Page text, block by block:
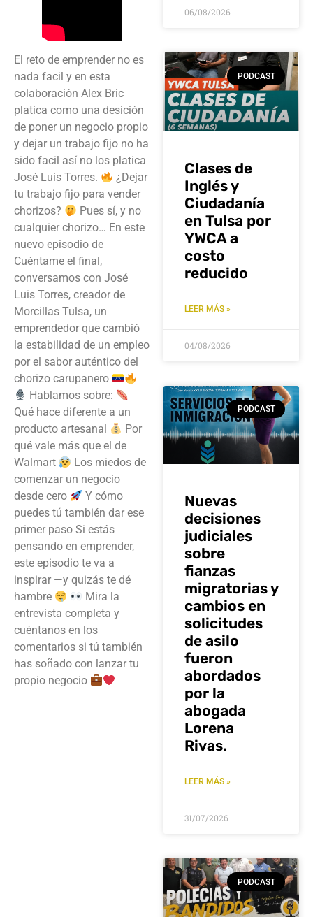
El reto de emprender no es
nada facil y en esta
colaboración Alex Bric
platica como una desición
de poner un negocio propio
y dejar un trabajo fijo no ha
sido facil así no los platica
José Luis Torres.
¿Dejar
tu trabajo fijo para vender
chorizos?
Pues sí, y no
cualquier chorizo… En este
nuevo episodio de
Cuéntame el final,
conversamos con José
Luis Torres, creador de
Morcillas Tulsa, un
emprendedor que cambió
la estabilidad de un empleo
por el sabor auténtico del
chorizo carupanero
Hablamos sobre:
Qué hace diferente a un
producto artesanal
Por
qué vale más que el de
Walmart
Los miedos de
comenzar un negocio
desde cero
Y cómo
puedes tú también dar ese
primer paso Si estás
pensando en emprender,
este episodio te va a
inspirar —y quizás te dé
hambre
Mira la
entrevista completa y
cuéntanos en los
comentarios si tú también
has soñado con lanzar tu
propio negocio
06/08/2026
PODCAST
Clases de
Inglés y
Ciudadanía
en Tulsa por
YWCA a
costo
reducido
LEER MÁS »
04/08/2026
PODCAST
Nuevas
decisiones
judiciales
sobre
fianzas
migratorias y
cambios en
solicitudes
de asilo
fueron
abordados
por la
abogada
Lorena
Rivas.
LEER MÁS »
31/07/2026
PODCAST